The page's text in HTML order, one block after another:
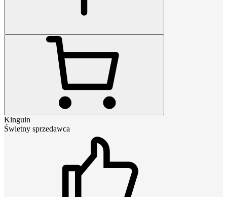
Kinguin
Świetny sprzedawca